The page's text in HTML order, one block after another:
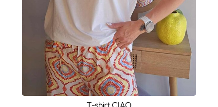
T-shirt CIAO